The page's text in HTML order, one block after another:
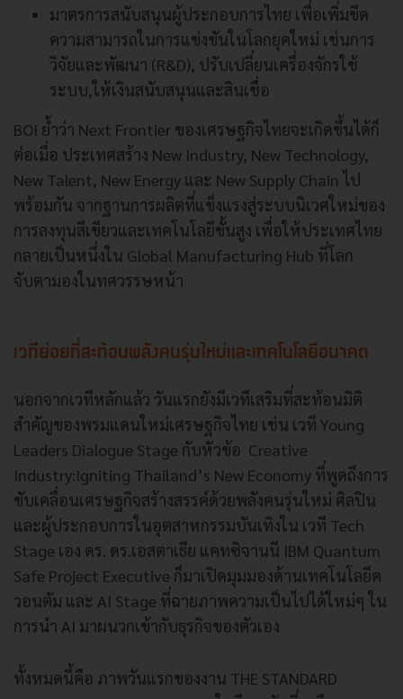
มาตรการสนับสนุนผู้ประกอบการไทย เพื่อเพิ่มขีด
ความสามารถในการแข่งขันในโลกยุคใหม่ เช่นการ
วิจัยและพัฒนา (R&D), ปรับเปลี่ยนเครื่องจักรใช้
ระบบ,ให้เงินสนับสนุนและสินเชื่อ
BOI ย้ำว่า Next Frontier ของเศรษฐกิจไทยจะเกิดขึ้นได้ก็
ต่อเมื่อ ประเทศสร้าง New Industry, New Technology,
New Talent, New Energy และ New Supply Chain ไป
พร้อมกัน จากฐานการผลิตที่แข็งแรงสู่ระบบนิเวศใหม่ของ
การลงทุนสีเขียวและเทคโนโลยีขั้นสูง เพื่อให้ประเทศไทย
กลายเป็นหนึ่งใน Global Manufacturing Hub ที่โลก
จับตามองในทศวรรษหน้า
เวทีย่อยที่สะท้อนพลังคนรุ่นใหม่และเทคโนโลยีอนาคต
นอกจากเวทีหลักแล้ว วันแรกยังมีเวทีเสริมที่สะท้อนมิติ
สำคัญของพรมแดนใหม่เศรษฐกิจไทย เช่น เวที Young
Leaders Dialogue Stage กับหัวข้อ Creative
Industry:Igniting Thailand’s New Economy ที่พูดถึงการ
ขับเคลื่อนเศรษฐกิจสร้างสรรค์ด้วยพลังคนรุ่นใหม่ ศิลปิน
และผู้ประกอบการในอุตสาหกรรมบันเทิงใน เวที Tech
Stage เอง ดร. ดร.เอสตาเธีย แคทซิจานนี IBM Quantum
Safe Project Executive ก็มาเปิดมุมมองด้านเทคโนโลยีค
วอนตัม และ AI Stage ที่ฉายภาพความเป็นไปได้ใหม่ๆ ใน
การนำ AI มาผนวกเข้ากับธุรกิจของตัวเอง
ทั้งหมดนี้คือ ภาพวันแรกของงาน THE STANDARD